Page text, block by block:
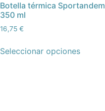
Botella térmica Sportandem
350 ml
16,75 €
Seleccionar opciones